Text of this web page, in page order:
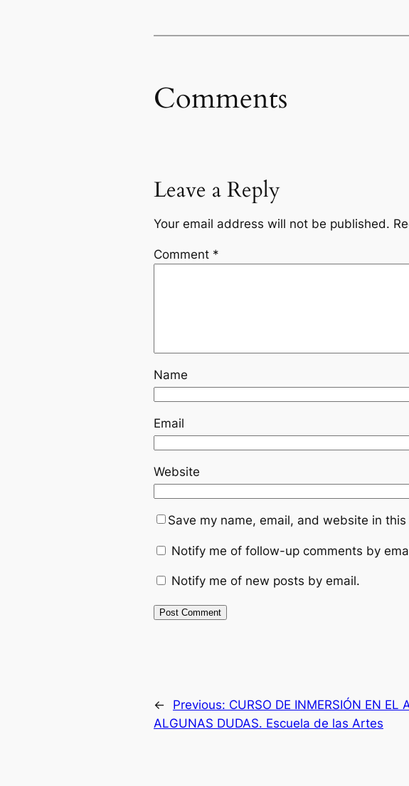
Comments
Leave a Reply
Your email address will not be published.
Comment *
Name
Email
Website
Save my name, email, and website in
Notify me of follow-up comments by
Notify me of new posts by email.
← Previous: CURSO DE INMERSIÓN EN EL
ALGUNAS DUDAS. Escuela de las Artes